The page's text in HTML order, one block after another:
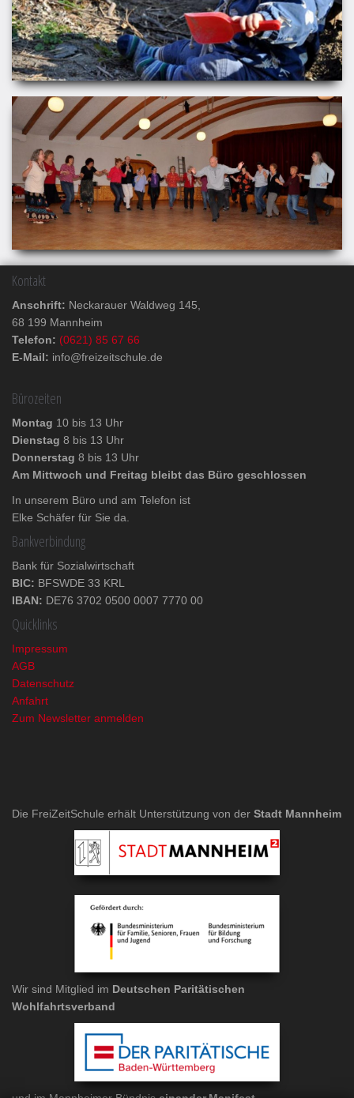
Kontakt
Anschrift: Neckarauer Waldweg 145,
68 199 Mannheim
Telefon: (0621) 85 67 66
E-Mail: info@freizeitschule.de
Bürozeiten
Montag 10 bis 13 Uhr
Dienstag 8 bis 13 Uhr
Donnerstag 8 bis 13 Uhr
Am Mittwoch und Freitag bleibt das Büro geschlossen
In unserem Büro und am Telefon ist
Elke Schäfer für Sie da.
Bankverbindung
Bank für Sozialwirtschaft
BIC: BFSWDE 33 KRL
IBAN: DE76 3702 0500 0007 7770 00
Quicklinks
Impressum
AGB
Datenschutz
Anfahrt
Zum Newsletter anmelden
Die FreiZeitSchule erhält Unterstützung von der Stadt Mannheim
Wir sind Mitglied im Deutschen Paritätischen
Wohlfahrtsverband